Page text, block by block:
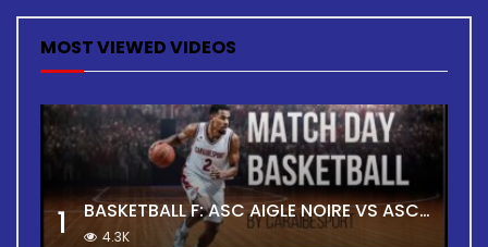
MOST VIEWED VIDEOS
1 BASKETBALL F: ASC AIGLE NOIRE VS ASC TOUR
4.3K